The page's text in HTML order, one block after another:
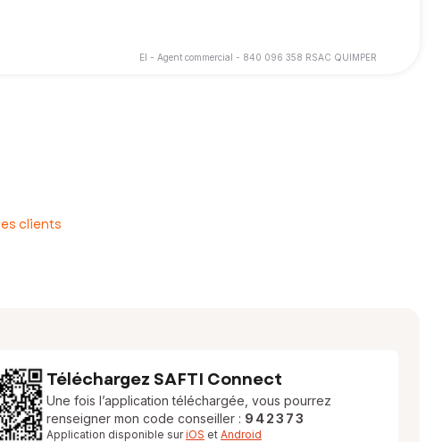
EI - Agent commercial - 840 096 358 RSAC QUIMPER
clients
Téléchargez SAFTI Connect
Une fois l’application téléchargée, vous pourrez
renseigner mon code conseiller : 942373
Application disponible suriOS et Android